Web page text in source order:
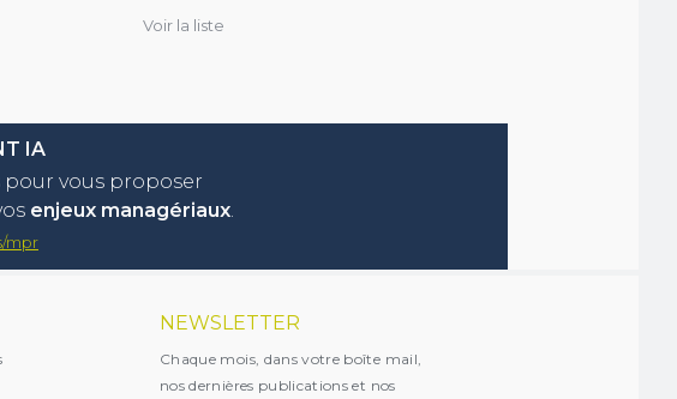
Voir la liste
IA
pour vous proposer
enjeux managériaux.
mpr
NEWSLETTER
Chaque mois, dans votre boîte mail,
nos dernières publications et nos